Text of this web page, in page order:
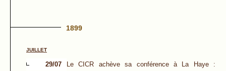
1899
JUILLET
29/07
Le CICR achève sa conférence à La Haye :